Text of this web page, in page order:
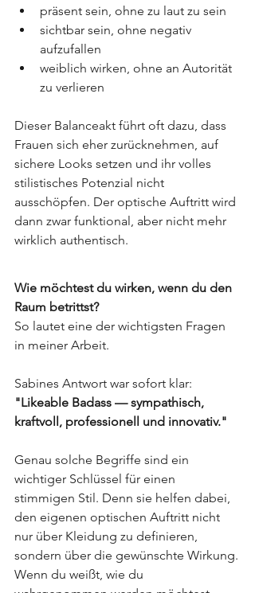
präsent sein, ohne zu laut zu sein
sichtbar sein, ohne negativ
aufzufallen
weiblich wirken, ohne an Autorität
zu verlieren
Dieser Balanceakt führt oft dazu, dass
Frauen sich eher zurücknehmen, auf
sichere Looks setzen und ihr volles
stilistisches Potenzial nicht
ausschöpfen. Der optische Auftritt wird
dann zwar funktional, aber nicht mehr
wirklich authentisch.
Wie möchtest du wirken, wenn du den
Raum betrittst?
So lautet eine der wichtigsten Fragen
in meiner Arbeit.
Sabines Antwort war sofort klar:
"Likeable Badass — sympathisch,
kraftvoll, professionell und innovativ."
Genau solche Begriffe sind ein
wichtiger Schlüssel für einen
stimmigen Stil. Denn sie helfen dabei,
den eigenen optischen Auftritt nicht
nur über Kleidung zu definieren,
sondern über die gewünschte Wirkung.
Wenn du weißt, wie du